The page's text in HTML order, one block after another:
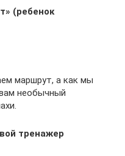
(ребенок
маршрут, а как мы
необычный
тренажер